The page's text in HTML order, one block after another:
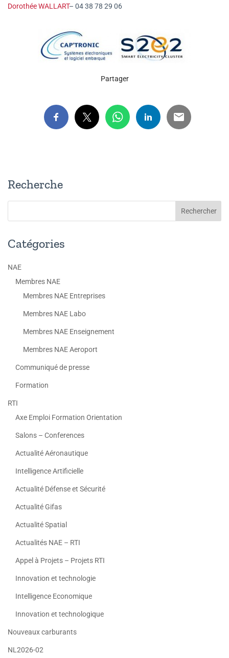
Dorothée WALLART– 04 38 78 29 06
Partager
Recherche
Catégories
NAE
Membres NAE
Membres NAE Entreprises
Membres NAE Labo
Membres NAE Enseignement
Membres NAE Aeroport
Communiqué de presse
Formation
RTI
Axe Emploi Formation Orientation
Salons – Conferences
Actualité Aéronautique
Intelligence Artificielle
Actualité Défense et Sécurité
Actualité Gifas
Actualité Spatial
Actualités NAE – RTI
Appel à Projets – Projets RTI
Innovation et technologie
Intelligence Economique
Innovation et technologique
Nouveaux carburants
NL2026-02